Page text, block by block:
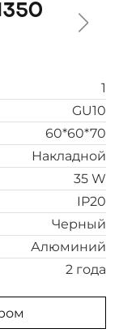
1
GU10
60*60*70
Накладной
35 W
IP20
Черный
Алюминий
2 года